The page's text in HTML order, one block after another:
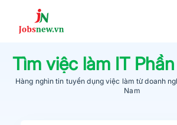
Tìm việc làm IT Phần
Hàng nghìn tin tuyển dụng việc làm từdoanh
Nam